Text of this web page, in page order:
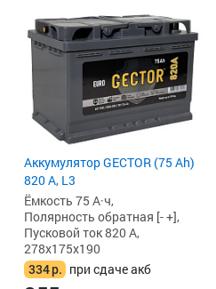
Аккумулятор GECTOR (75 Ah)
820 А, L3
Ёмкость 75 А·ч,
Полярность обратная [- +],
Пусковой ток 820 А,
278x175x190
334р. при сдаче акб